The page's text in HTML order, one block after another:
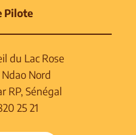
Pilote
du Lac Rose
Nord
RP, Sénégal
25 21